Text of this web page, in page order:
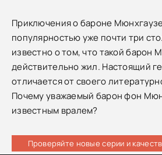
Приключения о бароне
популярностью уже почти три
известно о том, что такой барон
действительно жил. Настоящий
отличается от своего
Почему уважаемый барон фон
известным вралем?
Проверяйте новые серии и